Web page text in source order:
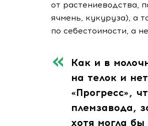
от растениеводства,
ячмень, кукуруза), а
по себестоимости, а
Как и в
на телок и
«Прогресс»,
племзавода,
хотя могла